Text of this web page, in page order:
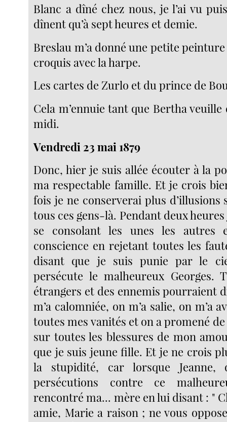
Blanc a dîné chez nous, je l’ai vu
dînent qu’à sept heures et demie.
Breslau m’a donné une petite peinture
croquis avec la harpe.
Les cartes de Zurlo et du prince de
Cela m’ennuie tant que Bertha veuille
midi.
Vendredi 23 mai 1879
Donc, hier je suis allée écouter à la
ma respectable famille. Et je crois
fois je ne conserverai plus d’illusions
tous ces gens-là. Pendant deux heures
se consolant les unes les autres
conscience en rejetant toutes les
disant que je suis punie par le
persécute le malheureux Georges.
étrangers et des ennemis pourraient
m’a calomniée, on m’a salie, on m’a
toutes mes vanités et on a promené
sur toutes les blessures de mon
que je suis jeune fille. Et je ne crois
la stupidité, car lorsque Jeanne,
persécutions contre ce
rencontré ma... mère en lui disant : "
amie, Marie a raison ; ne vous